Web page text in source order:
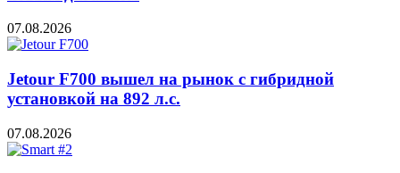
07.08.2026
Jetour F700 вышел на рынок с гибридной
установкой на 892 л.с.
07.08.2026